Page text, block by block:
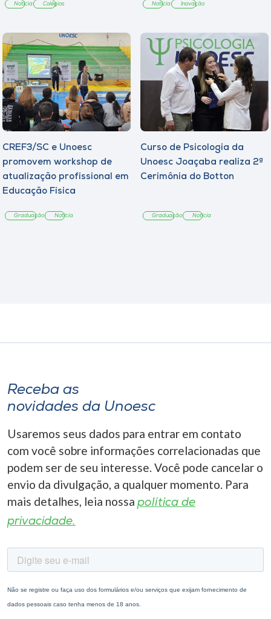
Notícia Colégios Notícia Inovação
CREF3/SC e Unoesc
promovem workshop de
atualização profissional em
Educação Física
Graduação Notícia
Curso de Psicologia da
Unoesc Joaçaba realiza 2ª
Cerimônia do Botton
Graduação Notícia
Receba as
novidades da Unoesc
Usaremos seus dados para entrar em contato
com você sobre informações correlacionadas que
podem ser de seu interesse. Você pode cancelar o
envio da divulgação, a qualquer momento. Para
mais detalhes, leia nossa política de
privacidade.